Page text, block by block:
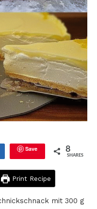
Save 8
SHARES
Print Recipe
mit 300 g